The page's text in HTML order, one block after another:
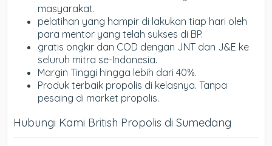
masyarakat.
pelatihan yang hampir di lakukan tiap hari oleh
para mentor yang telah sukses di BP.
gratis ongkir dan COD dengan JNT dan J&E ke
seluruh mitra se-Indonesia.
Margin Tinggi hingga lebih dari 40%.
Produk terbaik propolis di kelasnya. Tanpa
pesaing di market propolis.
Hubungi Kami British Propolis di Sumedang